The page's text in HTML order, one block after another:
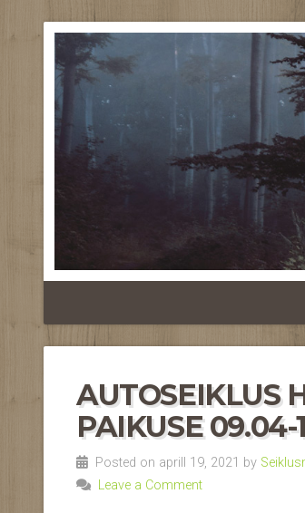
AUTOSEIKLUS
PAIKUSE 09.04-
Posted on aprill 19, 2021 by
Leave a Comment